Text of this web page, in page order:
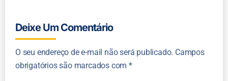
Deixe Um Comentário
O seu endereço de e-mail não será publicado. Campos
obrigatórios são marcados com*